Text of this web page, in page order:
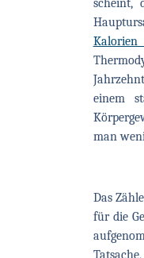
scheint,
Kalorien
einem
man
Das
für die